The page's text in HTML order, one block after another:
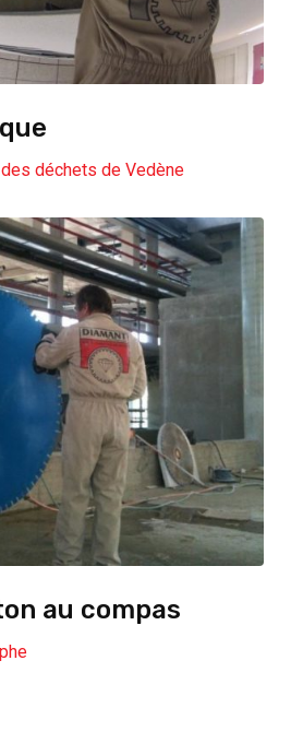
déchets de Vedène
au compas